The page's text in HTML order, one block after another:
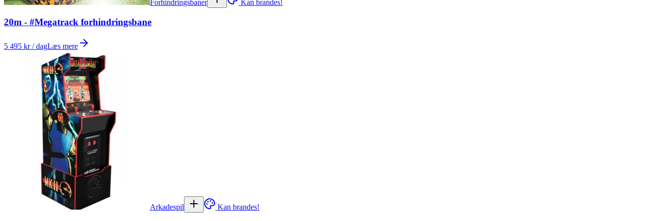
Forhindringsbaner Kan brandes!
20m - #Megatrack forhindringsbane
5 495 kr / dagLæs mere
Arkadespil Kan brandes!